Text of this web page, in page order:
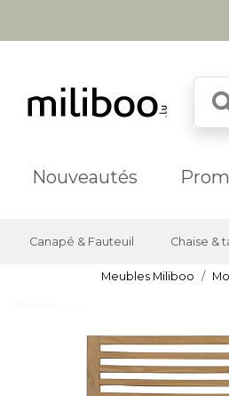
Nouveautés
Canapé & Fauteuil Chaise &
Meubles Miliboo